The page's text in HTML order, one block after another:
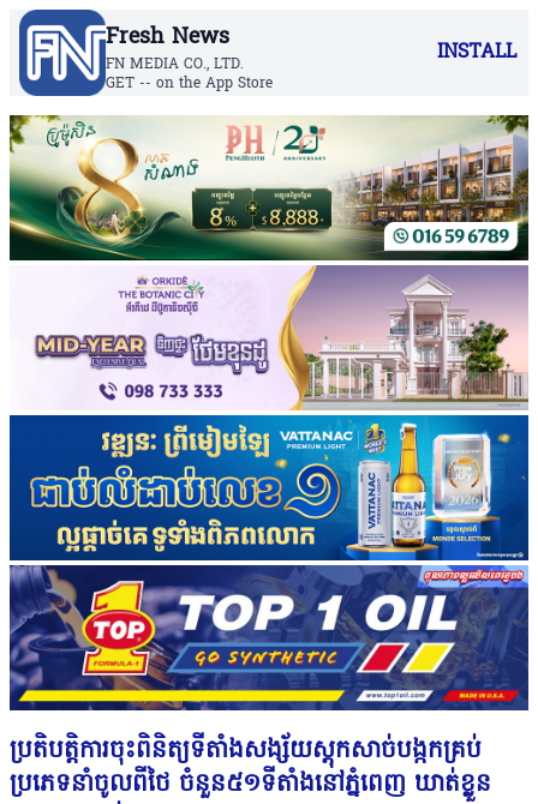
Fresh News
FN MEDIA CO., LTD.
GET -- on the App Store
INSTALL
ប្រតិបត្តិការចុះពិនិត្យទីតាំងសង្ស័យស្ដុកសាច់បង្កកគ្រប់
ប្រភេទនាំចូលពីថៃ ចំនួន៥១ទីតាំងនៅភ្នំពេញ ឃាត់ខ្លួន